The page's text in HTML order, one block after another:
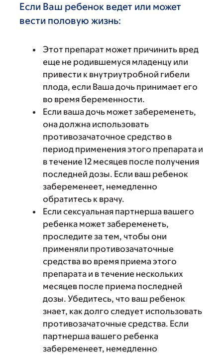
Если Ваш ребенок ведет или может
вести половую жизнь:
Этот препарат может причинить вред
еще не родившемуся младенцу или
привести к внутриутробной гибели
плода, если Ваша дочь принимает его
во время беременности.
Если ваша дочь может забеременеть,
она должна использовать
противозачаточное средство в
период применения этого препарата и
в течение 12 месяцев после получения
последней дозы. Если ваш ребенок
забеременеет, немедленно
обратитесь к врачу.
Если сексуальная партнерша вашего
ребенка может забеременеть,
проследите за тем, чтобы они
применяли противозачаточные
средства во время приема этого
препарата и в течение нескольких
месяцев после приема последней
дозы. Убедитесь, что ваш ребенок
знает, как долго следует использовать
противозачаточные средства. Если
партнерша вашего ребенка
забеременеет, немедленно